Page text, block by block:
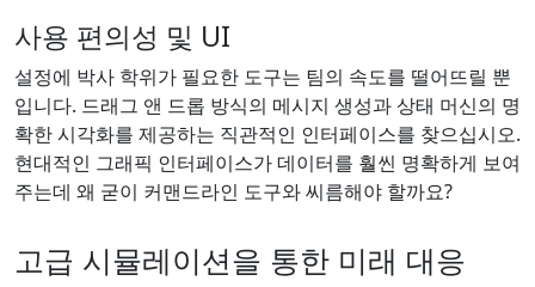
사용 편의성 및 UI
설정에 박사 학위가 필요한 도구는 팀의 속도를 떨어뜨릴 뿐
입니다. 드래그 앤 드롭 방식의 메시지 생성과 상태 머신의 명
확한 시각화를 제공하는 직관적인 인터페이스를 찾으십시오.
현대적인 그래픽 인터페이스가 데이터를 훨씬 명확하게 보여
주는데 왜 굳이 커맨드라인 도구와 씨름해야 할까요?
고급 시뮬레이션을 통한 미래 대응